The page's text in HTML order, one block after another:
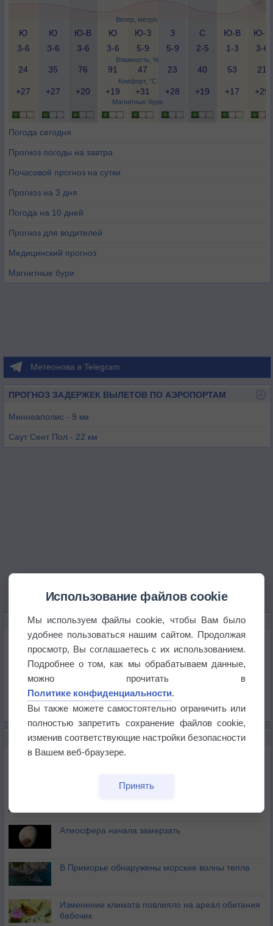
Ветер, метр/с
Влажность, %
Комфорт, °C
Магнитные бури
Ю
3-6
Ю
3-6
Ю-В
3-6
Ю
3-6
Ю-З
5-9
З
5-9
С
2-5
Ю-В
1-3
Ю-В
3-6
24 35 76 91 47 23 40 53 21
+27 +27 +20 +19 +31 +28 +19 +17 +29
Погода сегодня
Прогноз погоды на завтра
Почасовой прогноз на сутки
Прогноз на 3 дня
Погода на 10 дней
Прогноз для водителей
Медицинский прогноз
Магнитные бури
Метеонова в Telegram
ПРОГНОЗ ЗАДЕРЖЕК ВЫЛЕТОВ ПО АЭРОПОРТАМ
Миннеаполис - 9 км
Саут Сент Пол - 22 км
КАРТЫ ПОГОДЫ В БЛУМИНГТОНЕ
Температура
Давление
Осадки
Облачность
Список всех карт
НОВОЕ О ПОГОДЕ
Космическая погода влияет на транспорт
Приложение построит маршрут через тень
Атмосфера начала замерзать
В Приморье обнаружены морские волны тепла
Изменение климата повлияло на ареал обитания
бабочек
Использование файлов cookie
Мы используем файлы cookie, чтобы Вам было
удобнее пользоваться нашим сайтом. Продолжая
просмотр, Вы соглашаетесь с их использованием.
Подробнее о том, как мы обрабатываем данные,
можно прочитать в
Политике конфиденциальности.
Вы также можете самостоятельно ограничить или
полностью запретить сохранение файлов cookie,
изменив соответствующие настройки безопасности
в Вашем веб-браузере.
Принять